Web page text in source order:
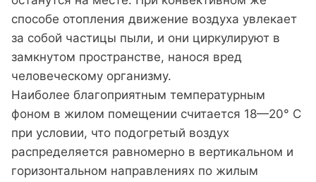
способе отопления движение воздуха увлекает
за собой частицы пыли, и они циркулируют в
замкнутом пространстве, нанося вред
человеческому организму.
Наиболее благоприятным температурным
фоном в жилом помещении считается 18—20° С
при условии, что подогретый воздух
распределяется равномерно в вертикальном и
горизонтальном направлениях по жилым